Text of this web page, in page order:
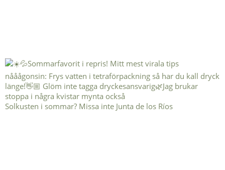
Solkusten i sommar? Missa inte Junta de los Ríos